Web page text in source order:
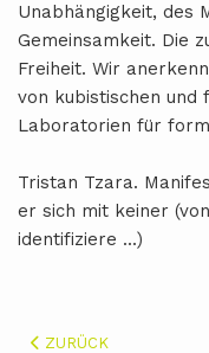
Unabhängigkeit, des
Gemeinsamkeit. Die
Freiheit. Wir
von kubistischen und
Laboratorien für
Tristan Tzara.
er sich mit keiner
identifiziere ...)
VORHERIGER
ZURÜCK